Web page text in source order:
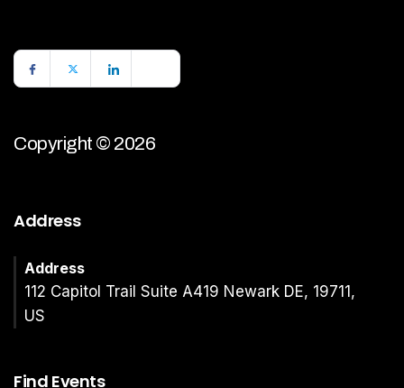
Copyright © 2026
Address
Address
112 Capitol Trail Suite A419 Newark DE, 19711,
US
Find Events